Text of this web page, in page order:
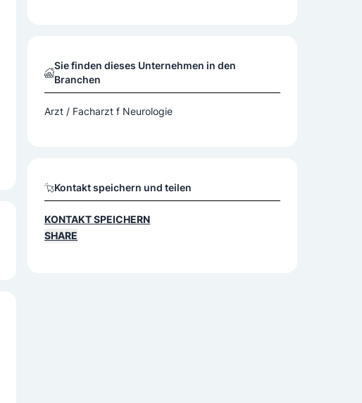
Sie finden dieses Unternehmen in den
Branchen
Arzt / Facharzt f Neurologie
Kontakt speichern und teilen
KONTAKT SPEICHERN
SHARE